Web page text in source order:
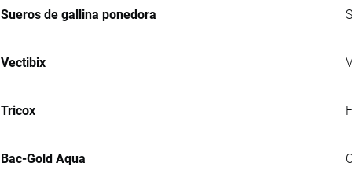
Sueros de gallina ponedora
Vectibix
Tricox
Bac-Gold Aqua